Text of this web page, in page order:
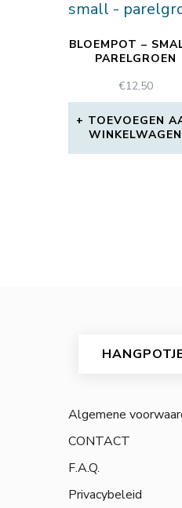
BLOEMPOT –
PARELGROEN
€12,50
TOEVOEGEN
WINKELWAGEN
Algemene
CONTACT
F.A.Q.
Privacybeleid